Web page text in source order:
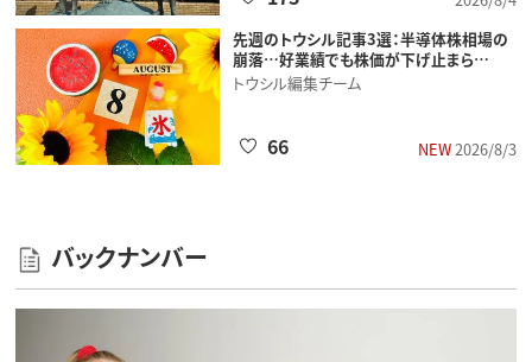
先週のトウシル記事3選：半導体株相場の
崩落…好業績でも株価が下げ止まら…
トウシル編集チーム
NEW2026/8/3
66
バックナンバー